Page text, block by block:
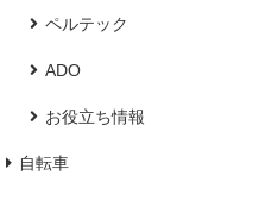
ペルテック
ADO
お役立ち情報
自転車